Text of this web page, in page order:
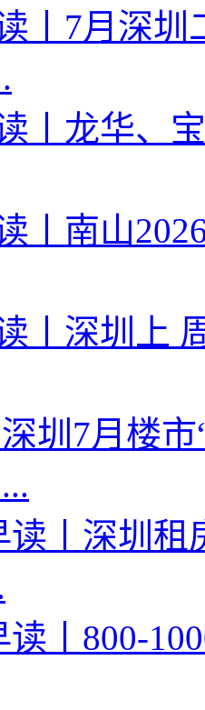
丨7月深
丨龙华、
丨南山
丨深圳上
圳7月楼
读丨深圳
读丨800-